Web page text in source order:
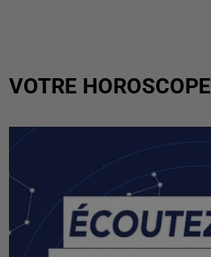
VOTRE HOROSCOPE